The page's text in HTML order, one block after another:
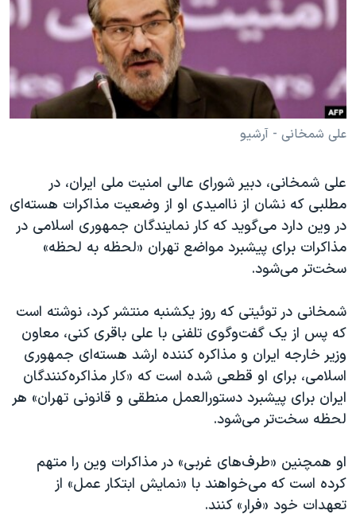
فرهنگ و زندگی
حقوق شهروندی
اقتصادی
علم و فناوری
اسرائیل در جنگ
آرشیو پخش زنده
مستندها
انتخابات ریاست جمهوری آمریکا ۲۰۲۴
حمله جمهوری اسلامی به اسرائیل
رمز مهسا
ورزش زنان در ایران
مجموعه مستندهای دادخواهی
تریبونال مردمی آبان ۹۸
دادگاه حمید نوری
چهل سال گروگان‌گیری
اعتراضات مردمی آبان ۹۸
اسرائیل در جنگ
نرگس محمدی برنده جایزه نوبل صلح
همایش محافظه‌کاران آمریکا «سی‌پک»
سفر پرزیدنت ترامپ به چین
دنبال کنید
زبانهای مختلف
علی شمخانی - آرشیو
علی شمخانی، دبیر شورای عالی امنیت ملی ایران، در
مطلبی که نشان از ناامیدی او از وضعیت مذاکرات هسته‌ای
در وین دارد می‌گوید که کار نمایندگان جمهوری اسلامی در
مذاکرات برای پیشبرد مواضع تهران «لحظه به لحظه»
سخت‌تر می‌شود.
شمخانی در توئیتی که روز یکشنبه منتشر کرد، نوشته است
که پس از یک گفت‌و‌گوی تلفنی با علی باقری کنی، معاون
وزیر خارجه ایران و مذاکره کننده ارشد هسته‌ای جمهوری
اسلامی، برای او قطعی شده است که «کار مذاکره‌کنندگان
ایران برای پیشبرد دستورالعمل منطقی و قانونی تهران» هر
لحظه سخت‌تر می‌شود.
او همچنین «طرف‌های غربی» در مذاکرات وین را متهم
کرده است که می‌خواهند با «نمایش ابتکار عمل» از
تعهدات خود «فرار» کنند.